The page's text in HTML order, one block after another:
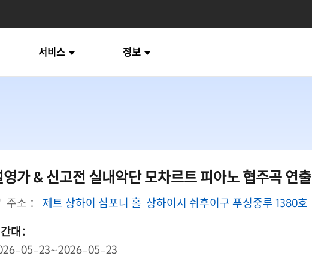
서비스 정보
영가 & 신고전 실내악단 모차르트 피아노 협주곡 연출
주소 ： 제트 상하이 심포니 홀 상하이시 쉬후이구 푸싱중루 1380호
대：
05-23~2026-05-23